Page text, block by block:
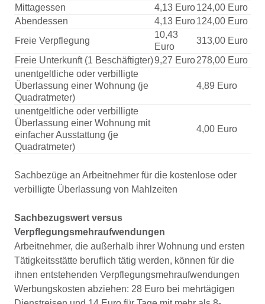
Mittagessen
4,13 Euro124,00 Euro
Abendessen
4,13 Euro124,00 Euro
Freie Verpflegung
10,43
Euro
313,00 Euro
Freie Unterkunft (1 Beschäftigter)9,27 Euro278,00 Euro
unentgeltliche oder verbilligte
Überlassung einer Wohnung (je
Quadratmeter)
4,89 Euro
unentgeltliche oder verbilligte
Überlassung einer Wohnung mit
einfacher Ausstattung (je
Quadratmeter)
4,00 Euro
Sachbezüge an Arbeitnehmer für die kostenlose oder
verbilligte Überlassung von Mahlzeiten
Sachbezugswert versus
Verpflegungsmehraufwendungen
Arbeitnehmer, die außerhalb ihrer Wohnung und ersten
Tätigkeitsstätte beruflich tätig werden, können für die
ihnen entstehenden Verpflegungsmehraufwendungen
Werbungskosten abziehen: 28 Euro bei mehrtägigen